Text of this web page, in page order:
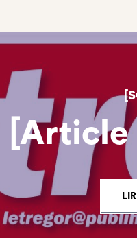
[Article